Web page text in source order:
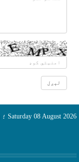
Saturday 08 August 2026 ؛